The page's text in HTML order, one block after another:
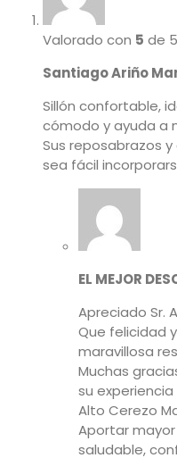
Valorado con 5 de 5
Santiago Ariño
Sillón confortable,
cómodo y ayuda a
Sus reposabrazos
sea fácil
EL MEJOR
Apreciado Sr.
Que felicidad
maravillosa
Muchas
su
Alto Cerezo
Aportar
saludable,